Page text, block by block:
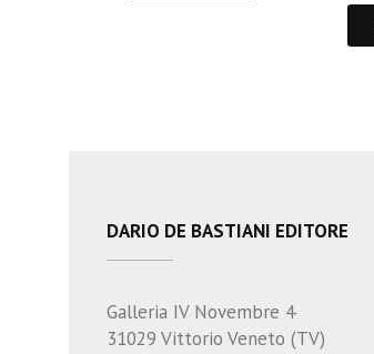
DARIO DE BASTIANI EDITORE
Galleria IV Novembre 4
31029 Vittorio Veneto (TV)